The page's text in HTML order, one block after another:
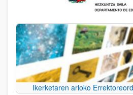
Ikerketaren arloko